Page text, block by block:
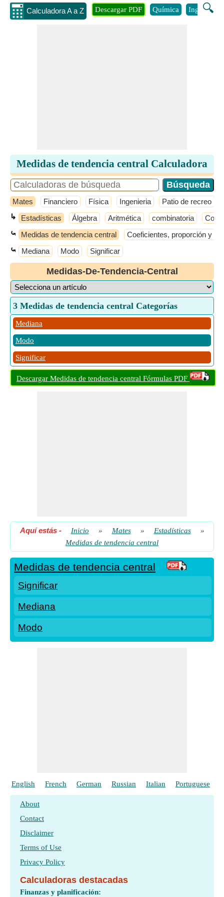
Calculadora A a Z 🔍
Descargar PDF Química Ingenieria
Medidas de tendencia central Calculadora
Mates Financiero Física Ingenieria Patio de recreo
↳ Estadísticas Álgebra Aritmética combinatoria
⤿ Medidas de tendencia central Coeficientes, proporción y
⤿ Mediana Modo Significar
Medidas-De-Tendencia-Central
3 Medidas de tendencia central Categorías
Mediana
Modo
Significar
Descargar Medidas de tendencia central Fórmulas PDF
Aquí estás- Inicio » Mates » Estadísticas
»
Medidas de tendencia central
Medidas de tendencia central
Significar
Mediana
Modo
English French German Russian Italian Portuguese
About
Contact
Disclaimer
Terms of Use
Privacy Policy
Calculadoras destacadas
Finanzas y planificación: